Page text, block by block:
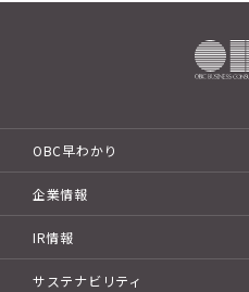
OBC早わかり
企業情報
IR情報
サステナビリティ